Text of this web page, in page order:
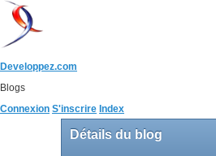
Developpez.com
Blogs
Connexion S'inscrire Index
Détails du blog